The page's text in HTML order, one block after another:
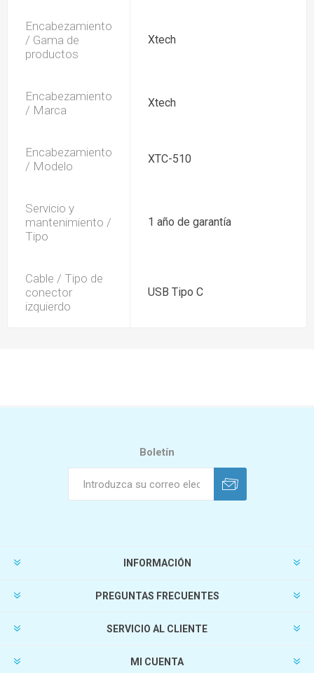
Encabezamiento
/ Gama de
productos
Xtech
Encabezamiento
/ Marca
Xtech
Encabezamiento
/ Modelo
XTC-510
Servicio y
mantenimiento /
Tipo
1 año de garantía
Cable / Tipo de
conector
izquierdo
USB Tipo C
Boletín
INFORMACIÓN
PREGUNTAS FRECUENTES
SERVICIO AL CLIENTE
MI CUENTA